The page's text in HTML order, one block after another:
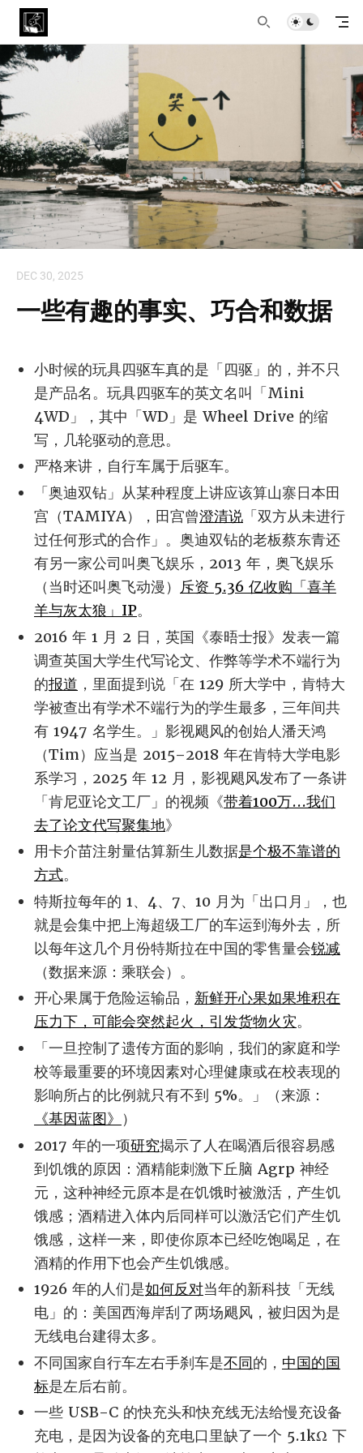
DEC 30, 2025
一些有趣的事实、巧合和数据
小时候的玩具四驱车真的是「四驱」的，并不只
是产品名。玩具四驱车的英文名叫「Mini
4WD」，其中「WD」是 Wheel Drive 的缩
写，几轮驱动的意思。
严格来讲，自行车属于后驱车。
「奥迪双钻」从某种程度上讲应该算山寨日本田
宫（TAMIYA），田宫曾澄清说 「双方从未进行
过任何形式的合作」。奥迪双钻的老板蔡东青还
有另一家公司叫奥飞娱乐，2013 年，奥飞娱乐
（当时还叫奥飞动漫） 斥资 5.36 亿收购「喜羊
羊与灰太狼」IP。
2016 年 1 月 2 日，英国《泰晤士报》发表一篇
调查英国大学生代写论文、作弊等学术不端行为
的报道 ，里面提到说「在 129 所大学中，肯特大
学被查出有学术不端行为的学生最多，三年间共
有 1947 名学生。」影视飓风的创始人潘天鸿
（Tim）应当是 2015–2018 年在肯特大学电影
系学习，2025 年 12 月，影视飓风发布了一条讲
「肯尼亚论文工厂」的视频《带着100万...我们
去了论文代写聚集地》
用卡介苗注射量估算新生儿数据是个极不靠谱的
方式。
特斯拉每年的 1、4、7、10 月为「出口月」，也
就是会集中把上海超级工厂的车运到海外去，所
以每年这几个月份特斯拉在中国的零售量会锐减
（数据来源：乘联会）。
开心果属于危险运输品， 新鲜开心果如果堆积在
压力下，可能会突然起火，引发货物火灾。
「一旦控制了遗传方面的影响，我们的家庭和学
校等最重要的环境因素对心理健康或在校表现的
影响所占的比例就只有不到 5%。」（来源：
《基因蓝图》 ）
2017 年的一项研究揭示了人在喝酒后很容易感
到饥饿的原因：酒精能刺激下丘脑 Agrp 神经
元，这种神经元原本是在饥饿时被激活，产生饥
饿感；酒精进入体内后同样可以激活它们产生饥
饿感，这样一来，即使你原本已经吃饱喝足，在
酒精的作用下也会产生饥饿感。
1926 年的人们是如何反对当年的新科技「无线
电」的：美国西海岸刮了两场飓风，被归因为是
无线电台建得太多。
不同国家自行车左右手刹车是不同的， 中国的国
标是左后右前。
一些 USB-C 的快充头和快充线无法给慢充设备
充电，是因为设备的充电口里缺了一个 5.1kΩ 下